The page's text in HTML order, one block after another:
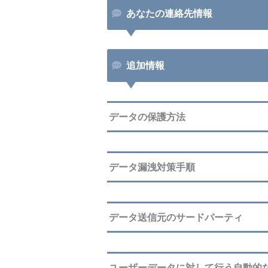
あなたの連絡先情報
追加情報
データの保護方法
データ漏洩対策手順
データ送信元のサードパーティ